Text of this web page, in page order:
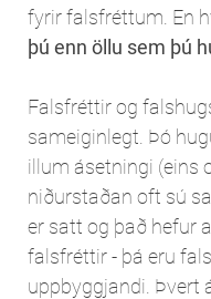
fyrir falsfréttum. En
þú enn öllu sem þú
Falsfréttir og
sameiginlegt. Þó
illum ásetningi (eins
niðurstaðan oft sú
er satt og það hefur
falsfréttir - þá eru
uppbyggjandi. Þvert